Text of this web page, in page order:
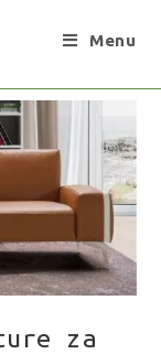
Menu
za